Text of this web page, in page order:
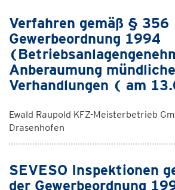
Verfahren gemäß § 356
Gewerbeordnung 1994
Anberaumung
Verhandlungen ( am
Ewald Raupold KFZ-Meisterbetrieb
Drasenhofen
SEVESO Inspektionen
der Gewerbeordnung